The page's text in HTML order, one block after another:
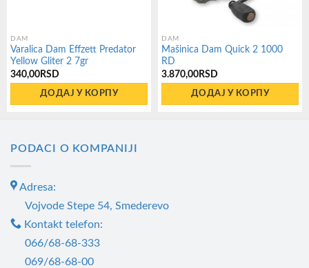
DAM
Varalica Dam Effzett Predator
Yellow Gliter 2 7gr
340,00 RSD
ДОДАЈ У КОРПУ
DAM
Mašinica Dam Quick 2 1000
RD
3.870,00 RSD
ДОДАЈ У КОРПУ
PODACI O KOMPANIJI
Adresa:
Vojvode Stepe 54, Smederevo
Kontakt telefon:
066/68-68-333
069/68-68-00